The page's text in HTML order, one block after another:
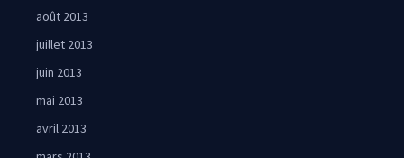
août 2013
juillet 2013
juin 2013
mai 2013
avril 2013